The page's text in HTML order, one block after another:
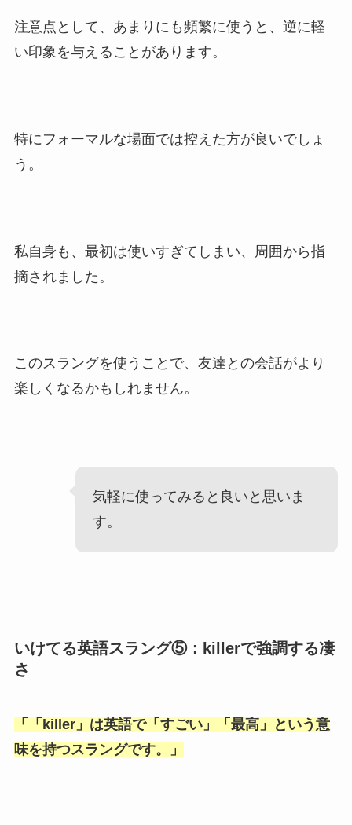
注意点として、あまりにも頻繁に使うと、逆に軽
い印象を与えることがあります。
特にフォーマルな場面では控えた方が良いでしょ
う。
私自身も、最初は使いすぎてしまい、周囲から指
摘されました。
このスラングを使うことで、友達との会話がより
楽しくなるかもしれません。
気軽に使ってみると良いと思いま
す。
いけてる英語スラング⑤：killerで強調する凄
さ
「 「killer」は英語で「 すごい」「 最高」という意
味を持つスラングです。」